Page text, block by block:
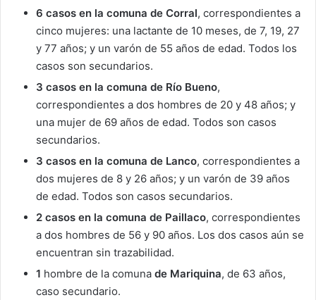
6 casos en la comuna de Corral, correspondientes a
cinco mujeres: una lactante de 10 meses, de 7, 19, 27
y 77 años; y un varón de 55 años de edad. Todos los
casos son secundarios.
3 casos en la comuna de Río Bueno,
correspondientes a dos hombres de 20 y 48 años; y
una mujer de 69 años de edad. Todos son casos
secundarios.
3 casos en la comuna de Lanco, correspondientes a
dos mujeres de 8 y 26 años; y un varón de 39 años
de edad. Todos son casos secundarios.
2 casos en la comuna de Paillaco, correspondientes
a dos hombres de 56 y 90 años. Los dos casos aún se
encuentran sin trazabilidad.
1 hombre de la comuna de Mariquina, de 63 años,
caso secundario.